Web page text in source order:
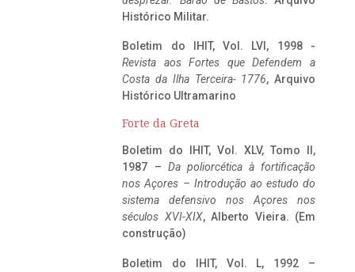
Histórico Militar.
Boletim do IHIT, Vol. LVI, 1998 -
Revista aos Fortes que Defendem a
Costa da Ilha Terceira- 1776, Arquivo
Histórico Ultramarino
Forte da Greta
Boletim do IHIT, Vol. XLV, Tomo II,
1987 – Da poliorcética à fortificação
nos Açores – Introdução ao estudo do
sistema defensivo nos Açores nos
séculos XVI-XIX, Alberto Vieira. (Em
construção)
Boletim do IHIT, Vol. L, 1992 –